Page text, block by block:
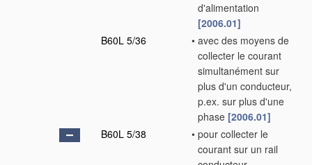
d'alimentation
[2006.01]
B60L 5/36
• avec des moyens de
collecter le courant
simultanément sur
plus d'un conducteur,
p.ex. sur plus d'une
phase [2006.01]
B60L 5/38
• pour collecter le
courant sur un rail